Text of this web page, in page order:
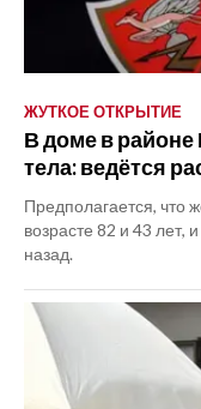
ЖУТКОЕ ОТКРЫТИЕ
В доме в
тела: ведётся
Предполагается, что
возрасте 82 и 43 лет,
назад.